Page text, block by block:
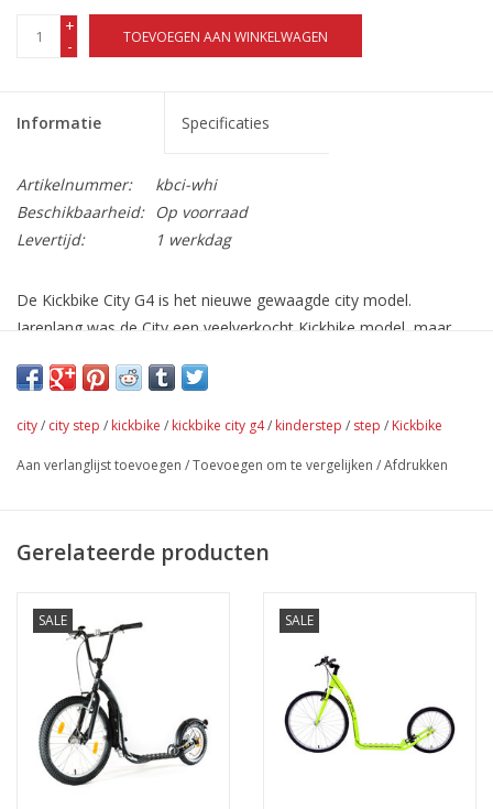
+
-
TOEVOEGEN AAN WINKELWAGEN
Informatie Specificaties
Artikelnummer:
kbci-whi
Beschikbaarheid:
Op voorraad
Levertijd:
1 werkdag
De Kickbike City G4 is het nieuwe gewaagde city model.
Jarenlang was de City een veelverkocht Kickbike model, maar
is speciaal voor het nieuwe City model aangepast zodat deze
Deze City G4 is uitermate geschikt voor in de stad, maar ook
prima geschikt voor ritjes buiten de stad.
Sterke en verstelbare standaard
In hoogte verstelbaar stuur
Sterk stalen frame, vork en mandje
Geïntegreerde voetenplank in het frame
Anti slip voetenplank
2 stalen spatborden
Geïntegreerd verlagingsset in achtervork
city/ city step / kickbike / kickbike city g4/ kinderstep / step / Kickbike
Aan verlanglijst toevoegen /Toevoegen om te vergelijken /Afdrukken
Gerelateerde producten
SALE SALE